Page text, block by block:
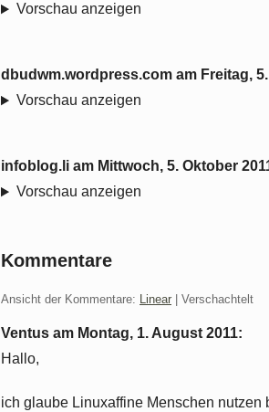
Vorschau anzeigen
dbudwm.wordpress.com am Freitag,
Vorschau anzeigen
infoblog.li am Mittwoch, 5. Oktober
Vorschau anzeigen
Kommentare
Ansicht der Kommentare: Linear | Verschachtelt
Ventus am Montag, 1. August 2011:
Hallo,
ich glaube Linuxaffine Menschen